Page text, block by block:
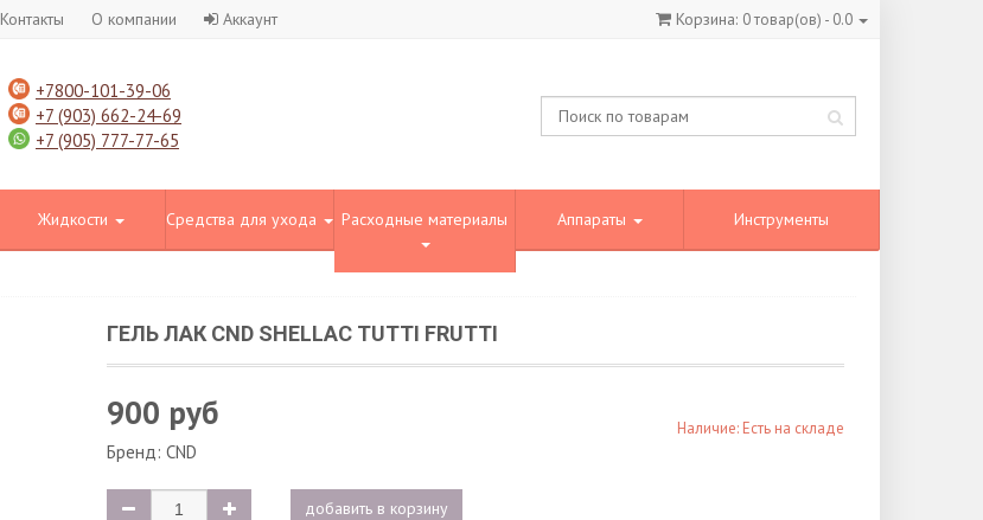
Контакты О компании Корзина: 0товар(ов) - 0.0
Аккаунт
+7800-101-39-06
+7 (903) 662-24-69
+7 (905) 777-77-65
Жидкости Средства для ухода Расходные материалы Аппараты Инструменты
ГЕЛЬ ЛАК CND SHELLAC TUTTI FRUTTI
900 руб Наличие: Есть на складе
Бренд: CND
добавить в корзину